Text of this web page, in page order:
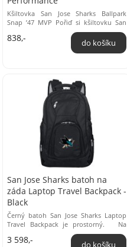
Kšiltovka San Jose Sharks Ballpark
Snap ’47 MVP Pořiď si kšiltovku San
Jose Sharks Ballpark Snap ’47 MVP
a ukaž ...
838,-
San Jose Sharks batoh na
záda Laptop Travel Backpack -
Black
Černý batoh San Jose Sharks Laptop
Travel Backpack je prostorný. Na
laptop poslouží velká kapsa, kterou
doplňují ...
3 598,-